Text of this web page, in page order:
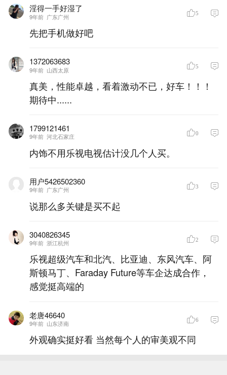
淫得一手好湿了
9年前 广东广州 5
先把手机做好吧
1372063683
9年前 山西太原 5
真美，性能卓越，看着激动不已，好车！！！
期待中......
1799121461
9年前 河北石家庄 0
内饰不用乐视电视估计没几个人买。
用户5426502360
9年前 广东广州 3
说那么多关键是买不起
3040826345
9年前 浙江杭州 2
乐视超级汽车和北汽、比亚迪、东风汽车、阿
斯顿马丁、Faraday Future等车企达成合作，
感觉挺高端的
老唐46640
9年前 山东济南 6
外观确实挺好看 当然每个人的审美观不同